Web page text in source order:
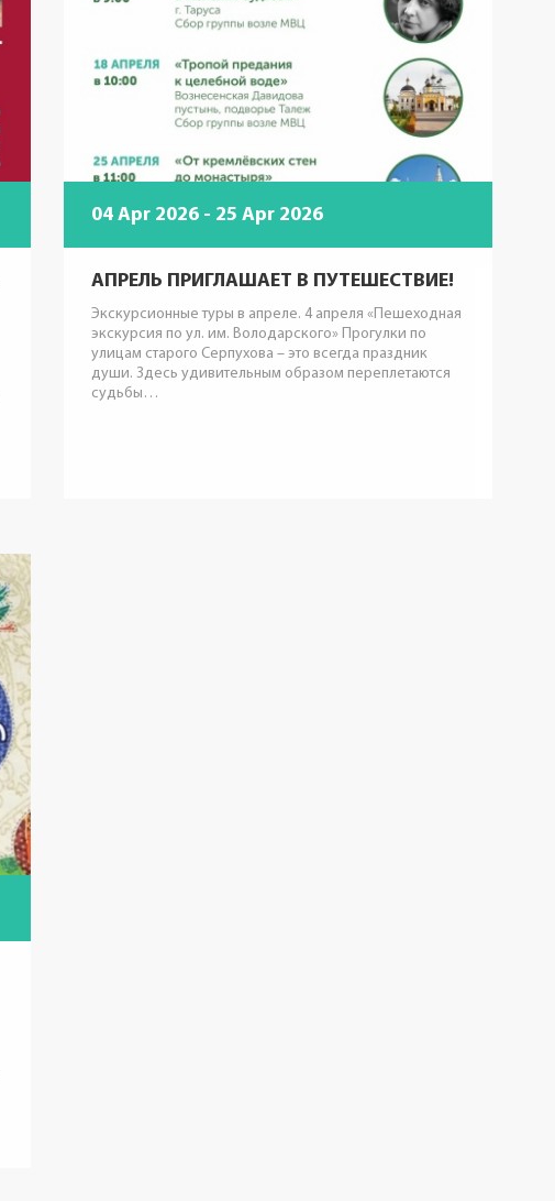
04 Apr 2026 - 25 Apr 2026
АПРЕЛЬ ПРИГЛАШАЕТ В ПУТЕШЕСТВИЕ!
Экскурсионные туры в апреле. 4 апреля «Пешеходная
экскурсия по ул. им. Володарского» Прогулки по
улицам старого Серпухова – это всегда праздник
души. Здесь удивительным образом переплетаются
судьбы…